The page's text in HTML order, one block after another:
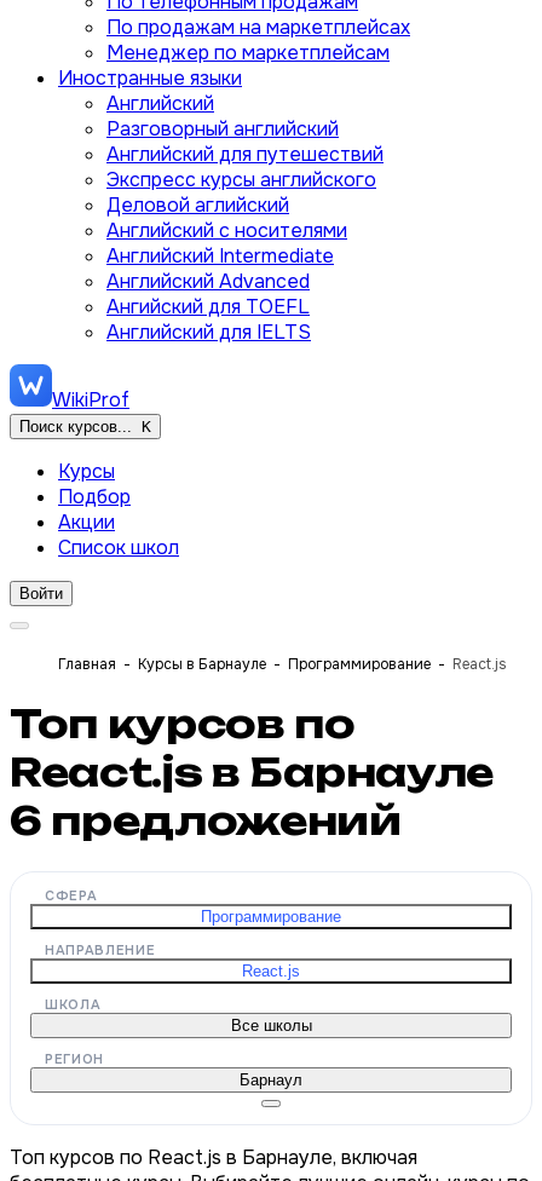
По продажам на маркетплейсах
Менеджер по маркетплейсам
Иностранные языки
Английский
Разговорный английский
Английский для путешествий
Экспресс курсы английского
Деловой аглийский
Английский с носителями
Английский Intermediate
Английский Advanced
Ангийский для TOEFL
Английский для IELTS
WikiProf
Поиск курсов... K
Курсы
Подбор
Акции
Список школ
Войти
Главная Курсы в Барнауле Программирование React.js
Топ курсов по
React.js в Барнауле
6 предложений
СФЕРА
Программирование
НАПРАВЛЕНИЕ
React.js
ШКОЛА
Все школы
РЕГИОН
Барнаул
Топ курсов по React.js в Барнауле, включая